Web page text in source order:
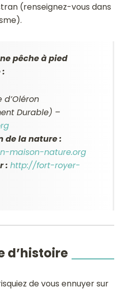
(renseignez-vous dans
pêche à pied
d’Oléron
Durable) –
de la nature :
maison-nature.org
:http://fort-royer-
d’histoire
de vous ennuyer sur